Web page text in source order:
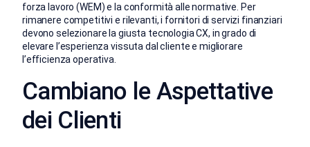
forza lavoro (WEM) e la conformità alle normative. Per
rimanere competitivi e rilevanti, i fornitori di servizi finanziari
devono selezionare la giusta tecnologia CX, in grado di
elevare l’esperienza vissuta dal cliente e migliorare
l’efficienza operativa.
Cambiano le Aspettative
dei Clienti